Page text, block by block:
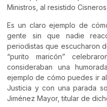
Ministros, al resistido
Es un claro ejemplo de
gente sin que nadie
periodistas que escucharon
“purito maricón”
consideraban una
ejemplo de cómo puedes ir
Justicia y con una parada
Jiménez Mayor, titular de